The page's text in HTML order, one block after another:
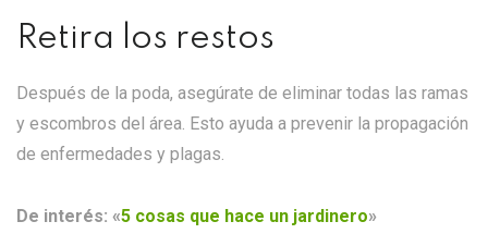
Retira los restos
Después de la poda, asegúrate de eliminar todas las ramas
y escombros del área. Esto ayuda a prevenir la propagación
de enfermedades y plagas.
De interés: «5 cosas que hace un jardinero»